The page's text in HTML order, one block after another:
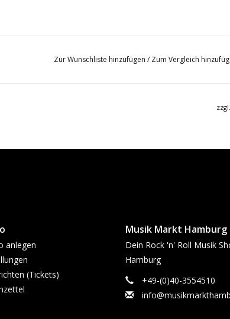
Zur Wunschliste hinzufügen / Zum Vergleich
zzgl.
anlegen
(Tickets)
Musik Markt Hamburg
Dein Rock 'n' Roll Musik
Hamburg
+49-(0)40-3554510